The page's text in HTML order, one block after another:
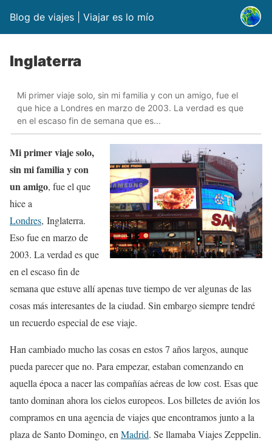
Blog de viajes | Viajar es lo mío
Inglaterra
Mi primer viaje solo, sin mi familia y con un amigo, fue el
que hice a Londres en marzo de 2003. La verdad es que
en el escaso fin de semana que es...
Mi primer viaje solo,
sin mi familia y con
un amigo, fue el que
hice a
Londres, Inglaterra.
Eso fue en marzo de
2003. La verdad es que
en el escaso fin de
semana que estuve allí apenas tuve tiempo de ver algunas de las
cosas más interesantes de la ciudad. Sin embargo siempre tendré
un recuerdo especial de ese viaje.
Han cambiado mucho las cosas en estos 7 años largos, aunque
pueda parecer que no. Para empezar, estaban comenzando en
aquella época a nacer las compañías aéreas de low cost. Esas que
tanto dominan ahora los cielos europeos. Los billetes de avión los
compramos en una agencia de viajes que encontramos junto a la
plaza de Santo Domingo, en Madrid. Se llamaba Viajes Zeppelin.